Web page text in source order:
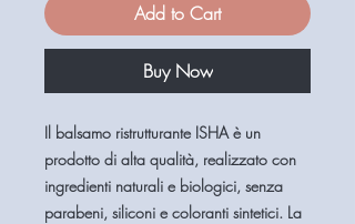
Add to Cart
Buy Now
Il balsamo ristrutturante ISHA è un
prodotto di alta qualità, realizzato con
ingredienti naturali e biologici, senza
parabeni, siliconi e coloranti sintetici. La